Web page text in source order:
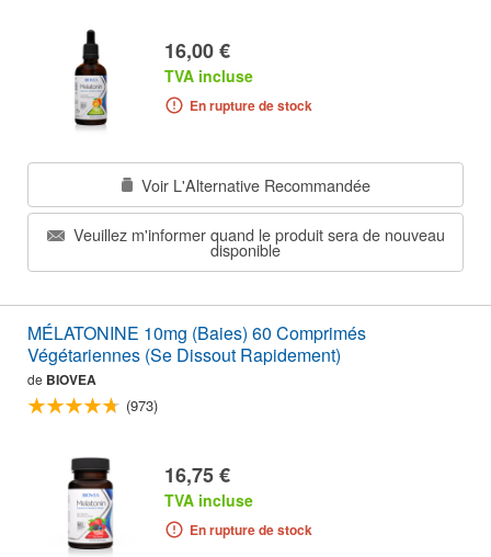
16,00 €
TVA incluse
En rupture de stock
Voir L'Alternative Recommandée
Veuillez m'informer quand le produit sera de nouveau
disponible
MÉLATONINE 10mg (Baies) 60 Comprimés
Végétariennes (Se Dissout Rapidement)
de BIOVEA
(973)
16,75 €
TVA incluse
En rupture de stock